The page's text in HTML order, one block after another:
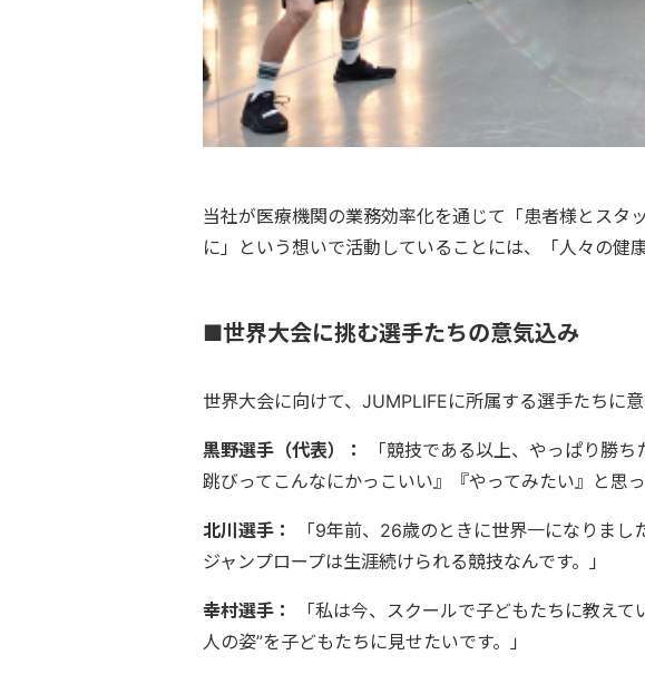
当社が医療機関の業務効率化を通じて「患者様とスタ
に」という想いで活動していることには、「人々の健
■世界大会に挑む選手たちの意気込み
世界大会に向けて、JUMPLIFEに所属する選手たちに
黒野選手（代表）：
「競技である以上、やっぱり勝
跳びってこんなにかっこいい』『やってみたい』と思
北川選手：
「9年前、26歳のときに世界一になりまし
ジャンプロープは生涯続けられる競技なんです。」
幸村選手：
「私は今、スクールで子どもたちに教え
人の姿”を子どもたちに見せたいです。」